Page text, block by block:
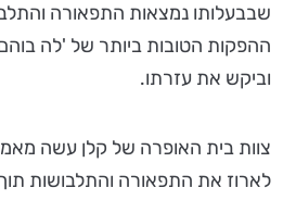
שבבעלותו נמצאות התפאורה
ההפקות הטובות ביותר של 'לה
וביקש את עזרתו.
צוות בית האופרה של קלן עשה